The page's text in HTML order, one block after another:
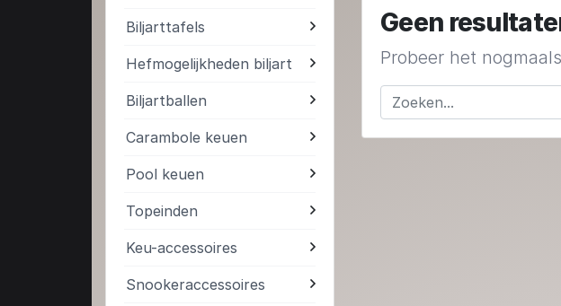
Biljarttafels
Hefmogelijkheden biljart
Biljartballen
Carambole keuen
Pool keuen
Topeinden
Keu-accessoires
Snookeraccessoires
Geen
Probeer het